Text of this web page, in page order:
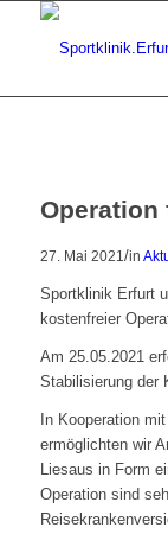
Operation
27. Mai 2021 /in
Sportklinik Erfurt
kostenfreier
Am 25.05.2021
Stabilisierung der
In Kooperation
ermöglichten wir
Liesaus in Form
Operation sind